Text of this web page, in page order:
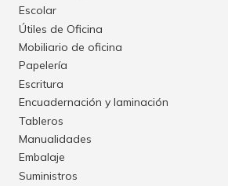
Escolar
Útiles de Oficina
Mobiliario de oficina
Papelería
Escritura
Encuadernación y laminación
Tableros
Manualidades
Embalaje
Suministros